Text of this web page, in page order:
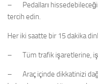
– Pedalları
tercih edin.
Her iki saatte bir 15 dakika
– Tüm trafik işaretlerine,
– Araç içinde dikkatinizi